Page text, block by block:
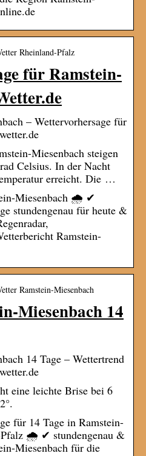
Rheinland-Pfalz
für Ramstein-
– Wettervorhersage für
Miesenbach steigen
Celsius. In der Nacht
erreicht. Die …
Miesenbach 🌧️ ✔
stundengenau für heute &
Ramstein-
Ramstein-Miesenbach
Miesenbach 14
14 Tage – Wettertrend
eine leichte Brise bei 6
für 14 Tage in Ramstein-
Pfalz 🌧️ ✔ stundengenau &
Miesenbach für die